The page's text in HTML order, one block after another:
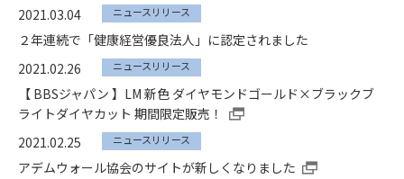
2021.03.04
ニュースリリース
２年連続で「健康経営優良法人」に認定されました
2021.02.26
ニュースリリース
【 BBSジャパン 】LM 新色 ダイヤモンドゴールド×ブラックブ
ライトダイヤカット 期間限定販売！
2021.02.25
ニュースリリース
アデムウォール協会のサイトが新しくなりました